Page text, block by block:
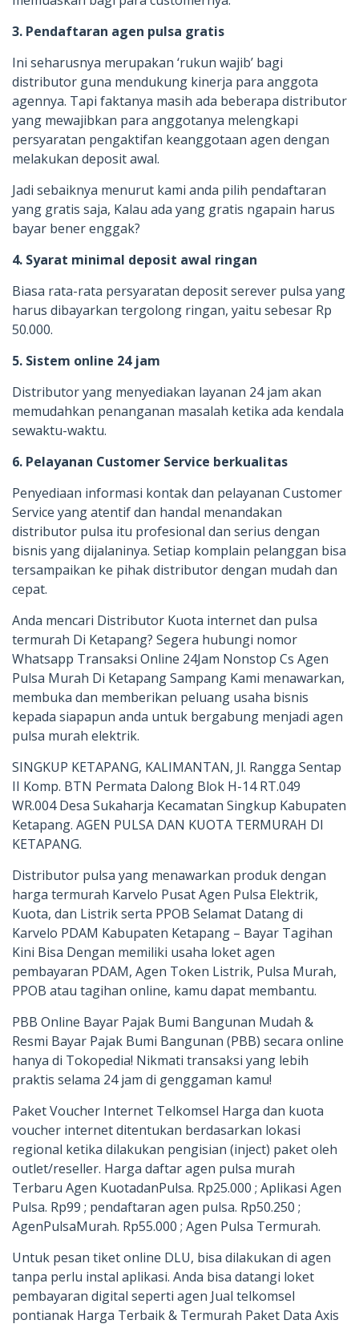
3. Pendaftaran agen pulsa gratis
Ini seharusnya merupakan ‘rukun wajib’ bagi
distributor guna mendukung kinerja para anggota
agennya. Tapi faktanya masih ada beberapa distributor
yang mewajibkan para anggotanya melengkapi
persyaratan pengaktifan keanggotaan agen dengan
melakukan deposit awal.
Jadi sebaiknya menurut kami anda pilih pendaftaran
yang gratis saja, Kalau ada yang gratis ngapain harus
bayar bener enggak?
4. Syarat minimal deposit awal ringan
Biasa rata-rata persyaratan deposit serever pulsa yang
harus dibayarkan tergolong ringan, yaitu sebesar Rp
50.000.
5. Sistem online 24 jam
Distributor yang menyediakan layanan 24 jam akan
memudahkan penanganan masalah ketika ada kendala
sewaktu-waktu.
6. Pelayanan Customer Service berkualitas
Penyediaan informasi kontak dan pelayanan Customer
Service yang atentif dan handal menandakan
distributor pulsa itu profesional dan serius dengan
bisnis yang dijalaninya. Setiap komplain pelanggan bisa
tersampaikan ke pihak distributor dengan mudah dan
cepat.
Anda mencari Distributor Kuota internet dan pulsa
termurah Di Ketapang? Segera hubungi nomor
Whatsapp Transaksi Online 24Jam Nonstop Cs Agen
Pulsa Murah Di Ketapang Sampang Kami menawarkan,
membuka dan memberikan peluang usaha bisnis
kepada siapapun anda untuk bergabung menjadi agen
pulsa murah elektrik.
SINGKUP KETAPANG, KALIMANTAN, Jl. Rangga Sentap
II Komp. BTN Permata Dalong Blok H-14 RT.049
WR.004 Desa Sukaharja Kecamatan Singkup Kabupaten
Ketapang. AGEN PULSA DAN KUOTA TERMURAH DI
KETAPANG.
Distributor pulsa yang menawarkan produk dengan
harga termurah Karvelo Pusat Agen Pulsa Elektrik,
Kuota, dan Listrik serta PPOB Selamat Datang di
Karvelo PDAM Kabupaten Ketapang – Bayar Tagihan
Kini Bisa Dengan memiliki usaha loket agen
pembayaran PDAM, Agen Token Listrik, Pulsa Murah,
PPOB atau tagihan online, kamu dapat membantu.
PBB Online Bayar Pajak Bumi Bangunan Mudah &
Resmi Bayar Pajak Bumi Bangunan (PBB) secara online
hanya di Tokopedia! Nikmati transaksi yang lebih
praktis selama 24 jam di genggaman kamu!
Paket Voucher Internet Telkomsel Harga dan kuota
voucher internet ditentukan berdasarkan lokasi
regional ketika dilakukan pengisian (inject) paket oleh
outlet/reseller. Harga daftar agen pulsa murah
Terbaru Agen KuotadanPulsa. Rp25.000 ; Aplikasi Agen
Pulsa. Rp99 ; pendaftaran agen pulsa. Rp50.250 ;
AgenPulsaMurah. Rp55.000 ; Agen Pulsa Termurah.
Untuk pesan tiket online DLU, bisa dilakukan di agen
tanpa perlu instal aplikasi. Anda bisa datangi loket
pembayaran digital seperti agen Jual telkomsel
pontianak Harga Terbaik & Termurah Paket Data Axis